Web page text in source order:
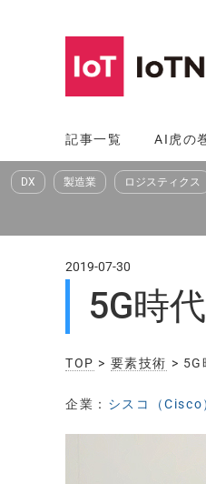
へ
ス
記事一覧 AI虎の
DX 製造業 ロジスティクス
2019-07-30
5G時
TOP > 要素技術 >
企業： シスコ（Cisco